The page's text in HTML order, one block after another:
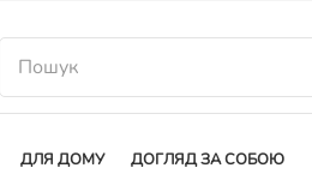
ДЛЯ ДОМУ ДОГЛЯД ЗА СОБОЮ